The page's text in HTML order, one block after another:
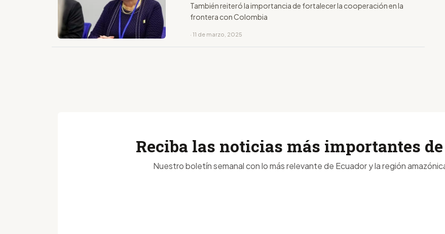
También reiteró la importancia de fortalecer la cooperación en la
frontera con Colombia
· 11 de marzo, 2025
Reciba las noticias más importantes
Nuestro boletín semanal con lo más relevante de Ecuador y la región